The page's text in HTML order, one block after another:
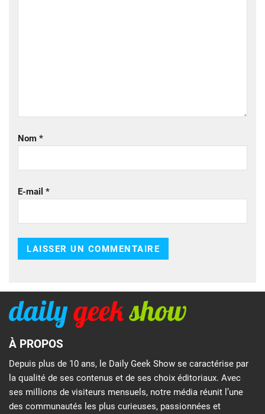
Nom *
E-mail *
À PROPOS
Depuis plus de 10 ans, le Daily Geek Show se caractérise par
la qualité de ses contenus et de ses choix éditoriaux. Avec
ses millions de visiteurs mensuels, notre média réunit l’une
des communautés les plus curieuses, passionnées et